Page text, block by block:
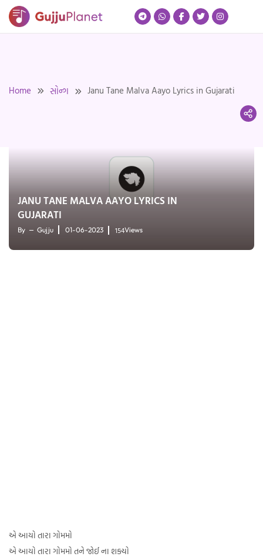
Skip
Home સોન્ગ Janu Tane Malva Aayo Lyrics in Gujarati
JANU TANE MALVA AAYO LYRICS IN
GUJARATI
By Gujju 01-06-2023 154Views
એ આયો તારા ગોમમો
એ આયો તારા ગોમમો તને જોઈ ના શક્યો